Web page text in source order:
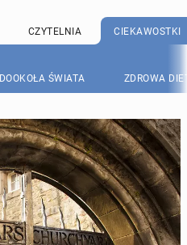
CZYTELNIA CIEKAWOSTKI
DOOKOŁA ŚWIATA ZDROWA